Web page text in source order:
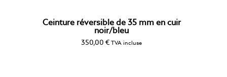
Ceinture réversible de 35 mm en cuir
noir/bleu
350,00 € TVA incluse